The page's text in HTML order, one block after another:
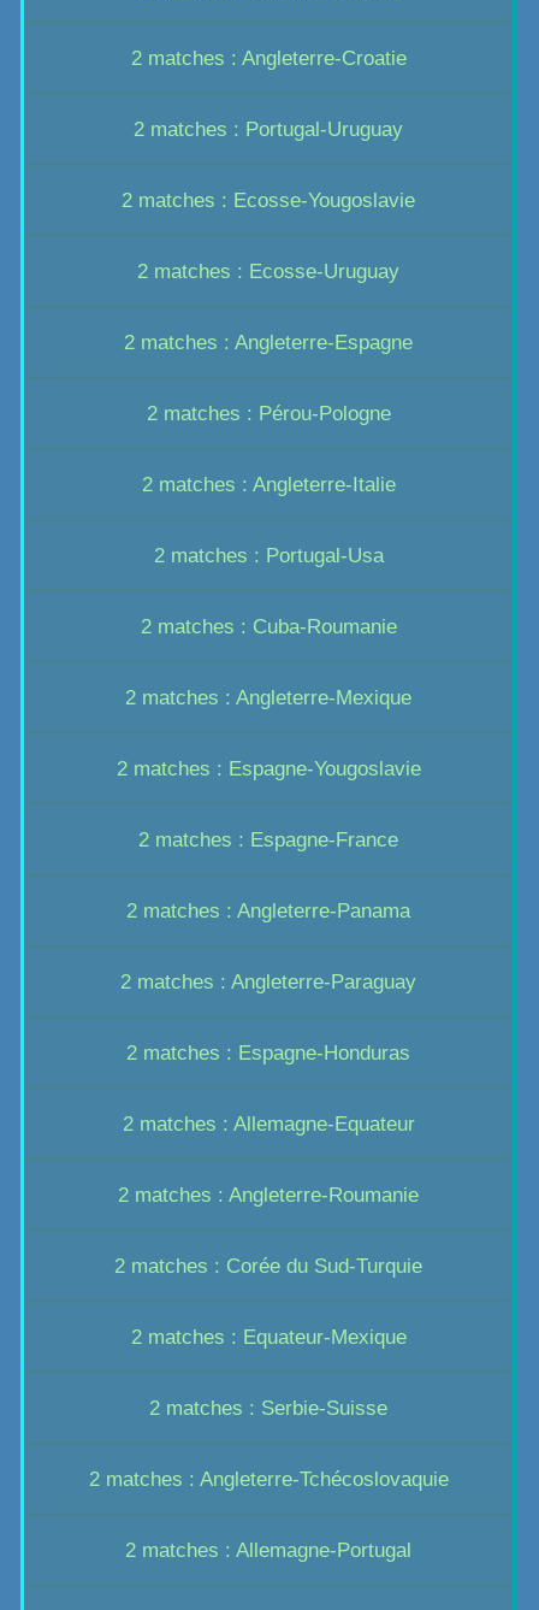
2 matches : Angleterre-Croatie
2 matches : Portugal-Uruguay
2 matches : Ecosse-Yougoslavie
2 matches : Ecosse-Uruguay
2 matches : Angleterre-Espagne
2 matches : Pérou-Pologne
2 matches : Angleterre-Italie
2 matches : Portugal-Usa
2 matches : Cuba-Roumanie
2 matches : Angleterre-Mexique
2 matches : Espagne-Yougoslavie
2 matches : Espagne-France
2 matches : Angleterre-Panama
2 matches : Angleterre-Paraguay
2 matches : Espagne-Honduras
2 matches : Allemagne-Equateur
2 matches : Angleterre-Roumanie
2 matches : Corée du Sud-Turquie
2 matches : Equateur-Mexique
2 matches : Serbie-Suisse
2 matches : Angleterre-Tchécoslovaquie
2 matches : Allemagne-Portugal